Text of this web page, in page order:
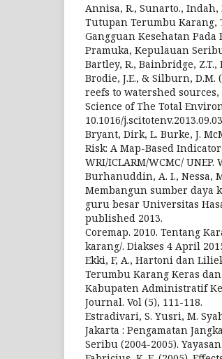
Annisa, R., Sunarto., Indah,
Tutupan Terumbu Karang,
Gangguan Kesehatan
Pramuka, Kepulauan
Bartley, R., Bainbridge, Z.T.,
Brodie, J.E., & Silburn,
reefs to watershed
Science of The Total
10.1016/
Bryant, Dirk, L. Burke, J.
Risk: A Map-Based
WRI/ICLARM/WCMC/
Burhanuddin, A. I., Nessa,
Membangun sumber daya
guru besar Universitas
published 2013.
Coremap. 2010. Tentang
karang/. Diakses 4 April
Ekki, F, A., Hartoni dan
Terumbu Karang Keras
Kabupaten Administratif
Journal. Vol (5), 111-118.
Estradivari, S. Yusri, M.
Jakarta : Pengamatan
Seribu (2004-2005).